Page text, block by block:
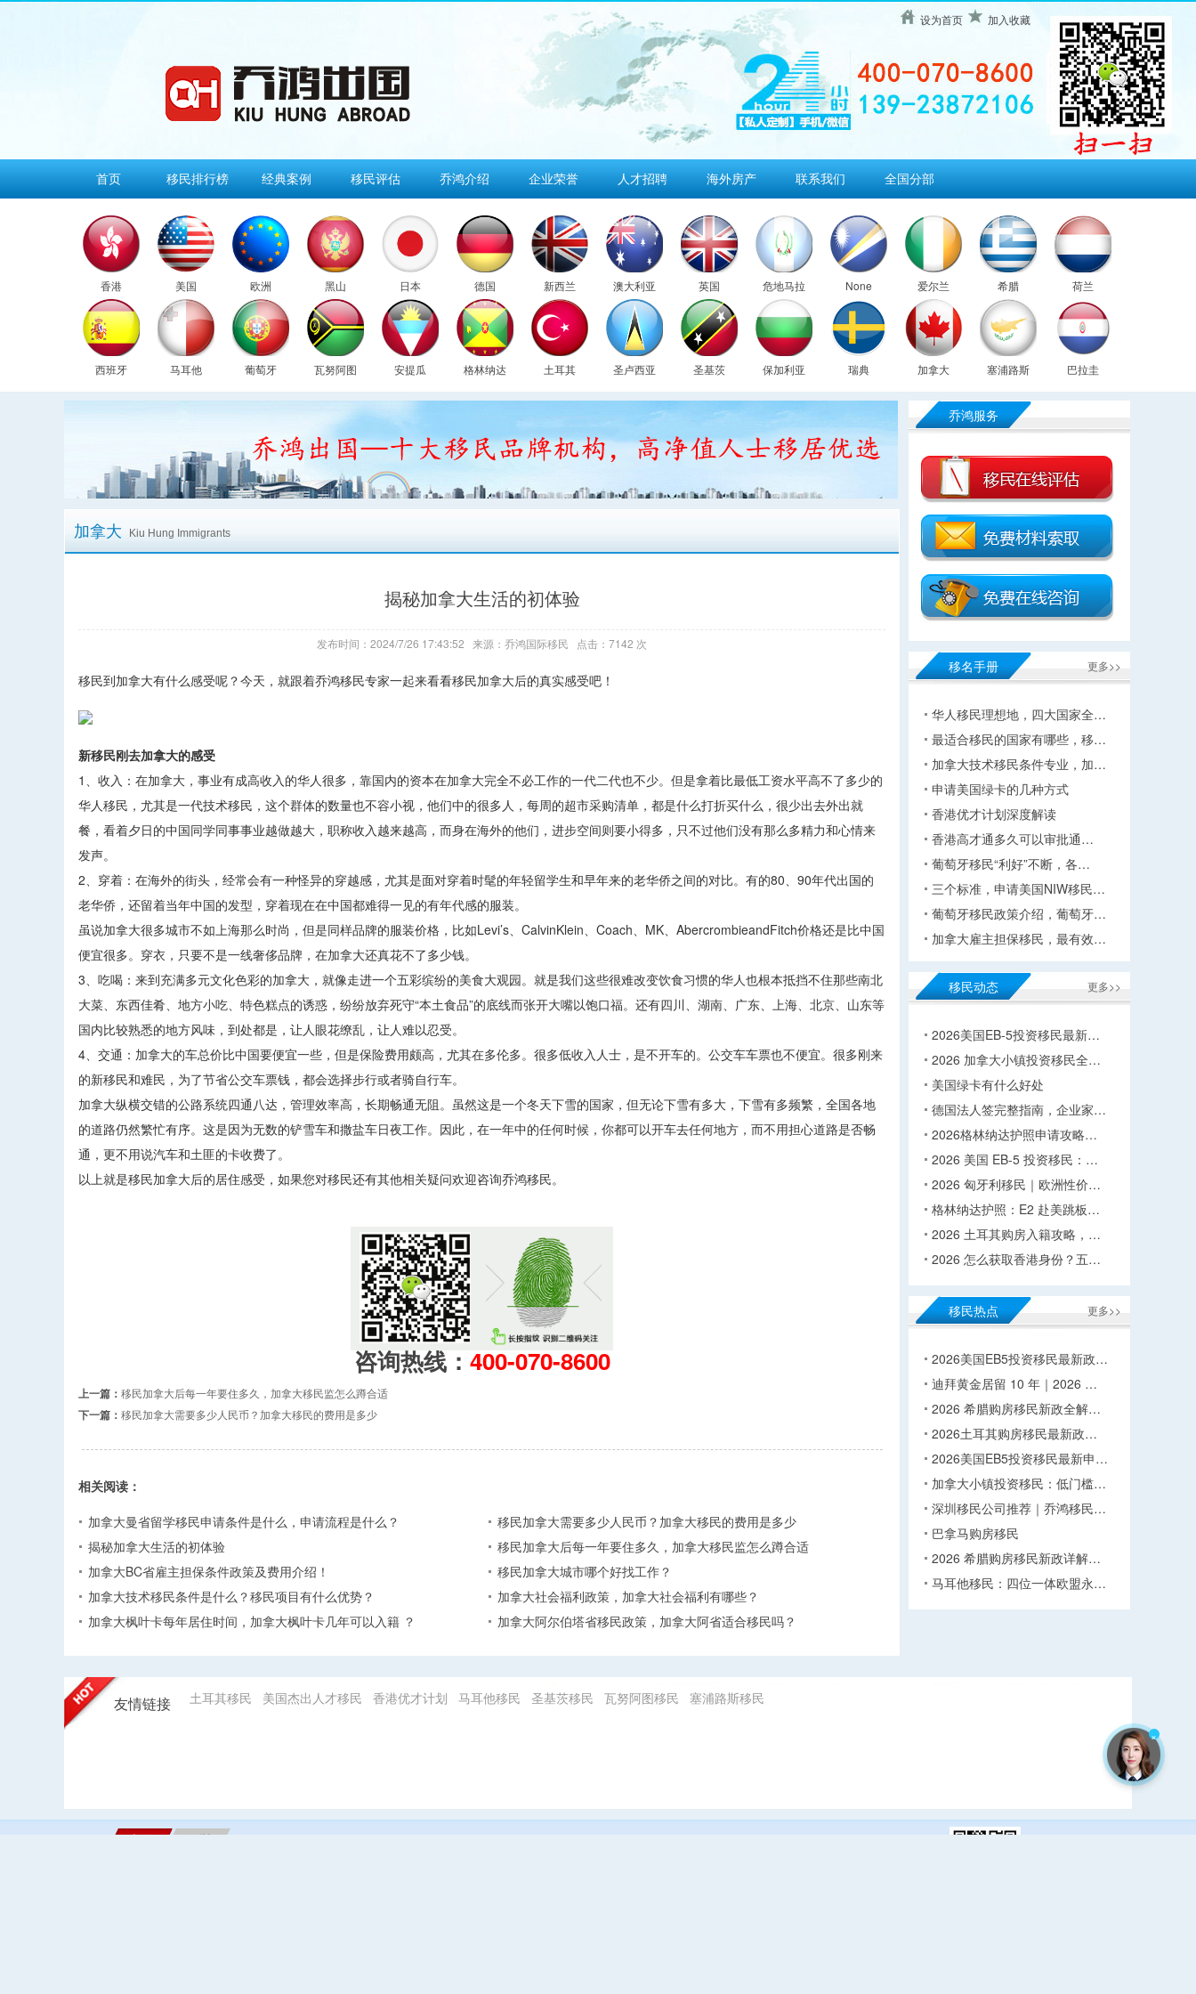
设为首页 加入收藏
首页 移民排行榜 经典案例 移民评估 乔鸿介绍 企业荣誉 人才招聘 海外房产 联系我们 全国分部
香港 美国 欧洲 黑山 日本 德国 新西兰 澳大利亚 英国 危地马拉 None 爱尔兰 希腊 荷兰
西班牙 马耳他 葡萄牙 瓦努阿图 安提瓜 格林纳达 土耳其 圣卢西亚 圣基茨 保加利亚 瑞典 加拿大 塞浦路斯 巴拉圭
加拿大 Kiu Hung Immigrants
揭秘加拿大生活的初体验
发布时间：2024/7/26 17:43:52 来源：乔鸿国际移民 点击：7142 次
移民到加拿大有什么感受呢？今天，就跟着乔鸿移民专家一起来看看移民加拿大后的真实感受吧！
新移民刚去加拿大的感受
1、收入：在加拿大，事业有成高收入的华人很多，靠国内的资本在加拿大完全不必工作的一代二代也不少。但是拿着比最低工资水平高不了多少的
华人移民，尤其是一代技术移民，这个群体的数量也不容小视，他们中的很多人，每周的超市采购清单，都是什么打折买什么，很少出去外出就
餐，看着夕日的中国同学同事事业越做越大，职称收入越来越高，而身在海外的他们，进步空间则要小得多，只不过他们没有那么多精力和心情来
发声。
2、穿着：在海外的街头，经常会有一种怪异的穿越感，尤其是面对穿着时髦的年轻留学生和早年来的老华侨之间的对比。有的80、90年代出国的
老华侨，还留着当年中国的发型，穿着现在在中国都难得一见的有年代感的服装。
虽说加拿大很多城市不如上海那么时尚，但是同样品牌的服装价格，比如Levi’s、CalvinKlein、Coach、MK、AbercrombieandFitch价格还是比中国
便宜很多。穿衣，只要不是一线奢侈品牌，在加拿大还真花不了多少钱。
3、吃喝：来到充满多元文化色彩的加拿大，就像走进一个五彩缤纷的美食大观园。就是我们这些很难改变饮食习惯的华人也根本抵挡不住那些南北
大菜、东西佳肴、地方小吃、特色糕点的诱惑，纷纷放弃死守“本土食品”的底线而张开大嘴以饱口福。还有四川、湖南、广东、上海、北京、山东等
国内比较熟悉的地方风味，到处都是，让人眼花缭乱，让人难以忍受。
4、交通：加拿大的车总价比中国要便宜一些，但是保险费用颇高，尤其在多伦多。很多低收入人士，是不开车的。公交车车票也不便宜。很多刚来
的新移民和难民，为了节省公交车票钱，都会选择步行或者骑自行车。
加拿大纵横交错的公路系统四通八达，管理效率高，长期畅通无阻。虽然这是一个冬天下雪的国家，但无论下雪有多大，下雪有多频繁，全国各地
的道路仍然繁忙有序。这是因为无数的铲雪车和撒盐车日夜工作。因此，在一年中的任何时候，你都可以开车去任何地方，而不用担心道路是否畅
通，更不用说汽车和土匪的卡收费了。
以上就是移民加拿大后的居住感受，如果您对移民还有其他相关疑问欢迎咨询乔鸿移民。
咨询热线： 400-070-8600
上一篇： 移民加拿大后每一年要住多久，加拿大移民监怎么蹲合适
下一篇： 移民加拿大需要多少人民币？加拿大移民的费用是多少
相关阅读：
加拿大曼省留学移民申请条件是什么，申请流程是什么？
移民加拿大需要多少人民币？加拿大移民的费用是多少
揭秘加拿大生活的初体验
移民加拿大后每一年要住多久，加拿大移民监怎么蹲合适
加拿大BC省雇主担保条件政策及费用介绍！
移民加拿大城市哪个好找工作？
加拿大技术移民条件是什么？移民项目有什么优势？
加拿大社会福利政策，加拿大社会福利有哪些？
加拿大枫叶卡每年居住时间，加拿大枫叶卡几年可以入籍 ？
加拿大阿尔伯塔省移民政策，加拿大阿省适合移民吗？
乔鸿服务
更多>>
移名手册
华人移民理想地，四大国家全…
最适合移民的国家有哪些，移…
加拿大技术移民条件专业，加…
申请美国绿卡的几种方式
香港优才计划深度解读
香港高才通多久可以审批通…
葡萄牙移民“利好”不断，各…
三个标准，申请美国NIW移民…
葡萄牙移民政策介绍，葡萄牙…
加拿大雇主担保移民，最有效…
更多>>
移民动态
2026美国EB-5投资移民最新…
2026 加拿大小镇投资移民全…
美国绿卡有什么好处
德国法人签完整指南，企业家…
2026格林纳达护照申请攻略…
2026 美国 EB-5 投资移民：…
2026 匈牙利移民｜欧洲性价…
格林纳达护照：E2 赴美跳板…
2026 土耳其购房入籍攻略，…
2026 怎么获取香港身份？五…
更多>>
移民热点
2026美国EB5投资移民最新政…
迪拜黄金居留 10 年｜2026 …
2026 希腊购房移民新政全解…
2026土耳其购房移民最新政…
2026美国EB5投资移民最新申…
加拿大小镇投资移民：低门槛…
深圳移民公司推荐｜乔鸿移民…
巴拿马购房移民
2026 希腊购房移民新政详解…
马耳他移民：四位一体欧盟永…
友情链接 土耳其移民 美国杰出人才移民 香港优才计划 马耳他移民 圣基茨移民 瓦努阿图移民 塞浦路斯移民
上海
深圳
×